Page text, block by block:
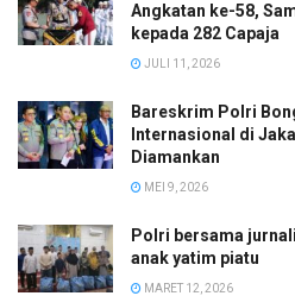
Angkatan ke-58,
kepada 282 Capaja
JULI 11, 2026
Bareskrim Polri
Internasional di
Diamankan
MEI 9, 2026
Polri bersama
anak yatim piatu
MARET 12, 2026